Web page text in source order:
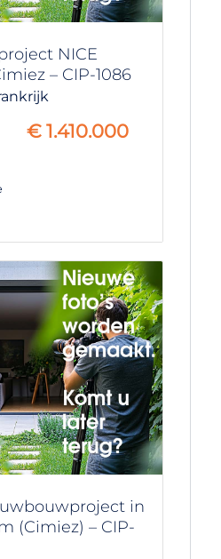
NICE
– CIP-1086
€ 1.410.000
in
(Cimiez) – CIP-